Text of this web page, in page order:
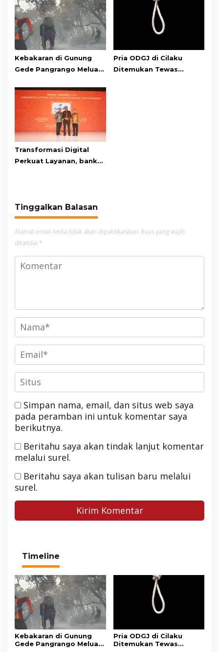
Kebakaran di Gunung
Gede Pangrango Meluas,
di Area Kawah Wadon
Pria ODGJ di Cilaku
Ditemukan Tewas
Transformasi Digital
Perkuat Layanan, bank
Tinggalkan Balasan
Alamat email Anda tidak akan dipublikasikan. Ruas yang wajib
ditandai *
Simpan nama, email, dan situs web saya
pada peramban ini untuk komentar saya
berikutnya.
Beritahu saya akan tindak lanjut komentar
melalui surel.
Beritahu saya akan tulisan baru melalui
surel.
Timeline
Kebakaran di Gunung
Gede Pangrango Meluas,
Pria ODGJ di Cilaku
Ditemukan Tewas